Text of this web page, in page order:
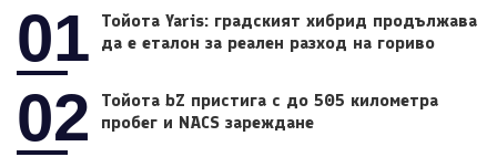
01
Тойота Yaris: градският хибрид продължава
да е еталон за реален разход на гориво
02
Тойота bZ пристига с до 505 километра
пробег и NACS зареждане